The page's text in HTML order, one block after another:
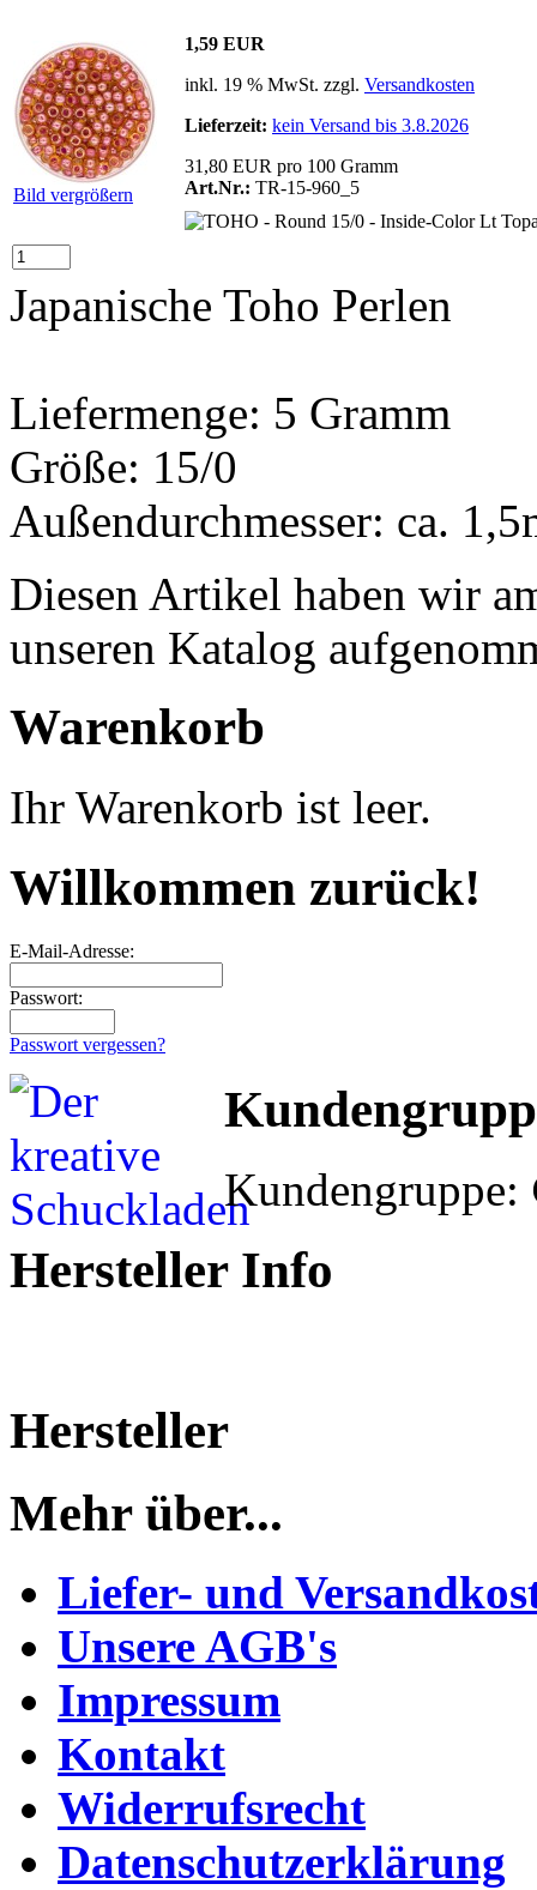
Bild vergrößern
1,59 EUR
inkl. 19 % MwSt. zzgl. Versandkosten
Lieferzeit: kein Versand bis 3.8.2026
31,80 EUR pro 100 Gramm
Art.Nr.: TR-15-960_5
Japanische Toho Perlen
Liefermenge: 5 Gramm
Größe: 15/0
Außendurchmesser: ca.
Diesen Artikel haben wir
unseren Katalog
Warenkorb
Ihr Warenkorb ist leer.
Willkommen zurück!
E-Mail-Adresse:
Passwort:
Passwort vergessen?
Kundengruppe:
Hersteller Info
Hersteller
Mehr über...
Liefer- und
Unsere AGB's
Impressum
Kontakt
Widerrufsrecht
Datenschutzerklärung